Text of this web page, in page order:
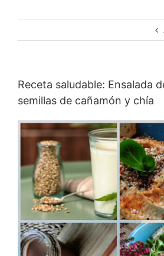
Receta saludable: Ensalada
semillas de cañamón y chía